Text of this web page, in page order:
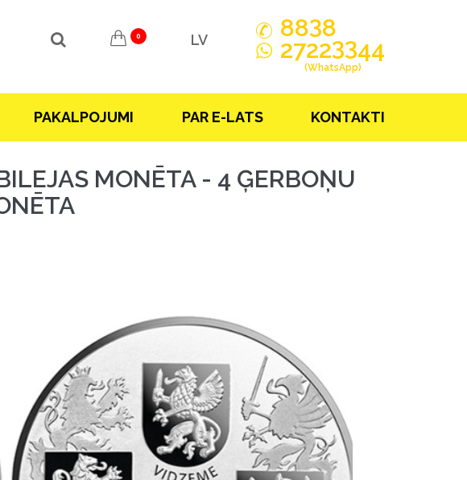
0 LV 8838
27223344
(WhatsApp)
PAKALPOJUMI PAR E-LATS KONTAKTI
MONĒTA - 4 ĢERBOŅU